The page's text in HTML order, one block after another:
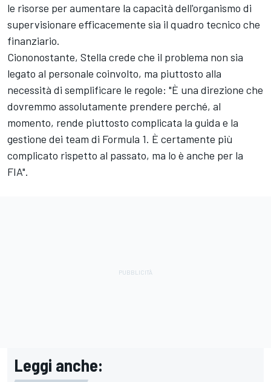
le risorse per aumentare la capacità dell'organismo di
supervisionare efficacemente sia il quadro tecnico che
finanziario.
Ciononostante, Stella crede che il problema non sia
legato al personale coinvolto, ma piuttosto alla
necessità di semplificare le regole: "È una direzione che
dovremmo assolutamente prendere perché, al
momento, rende piuttosto complicata la guida e la
gestione dei team di Formula 1. È certamente più
complicato rispetto al passato, ma lo è anche per la
FIA".
Leggi anche: